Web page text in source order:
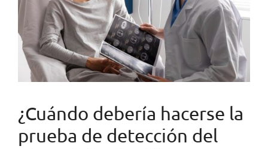
¿Cuándo debería hacerse la
prueba de detección del